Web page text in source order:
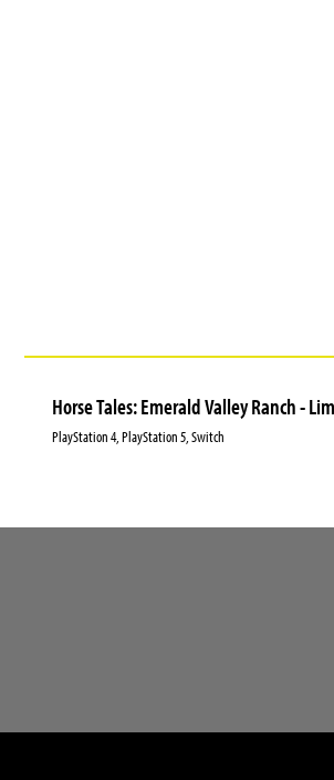
Horse Tales: Emerald Valley Ranch -
PlayStation 4, PlayStation 5, Switch